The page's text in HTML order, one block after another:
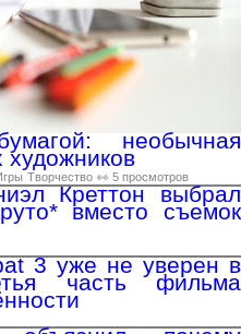
необычная
художников
Творчество 👀 5 просмотров
Креттон выбрал
вместо съемок
3 уже не уверен в
часть фильма